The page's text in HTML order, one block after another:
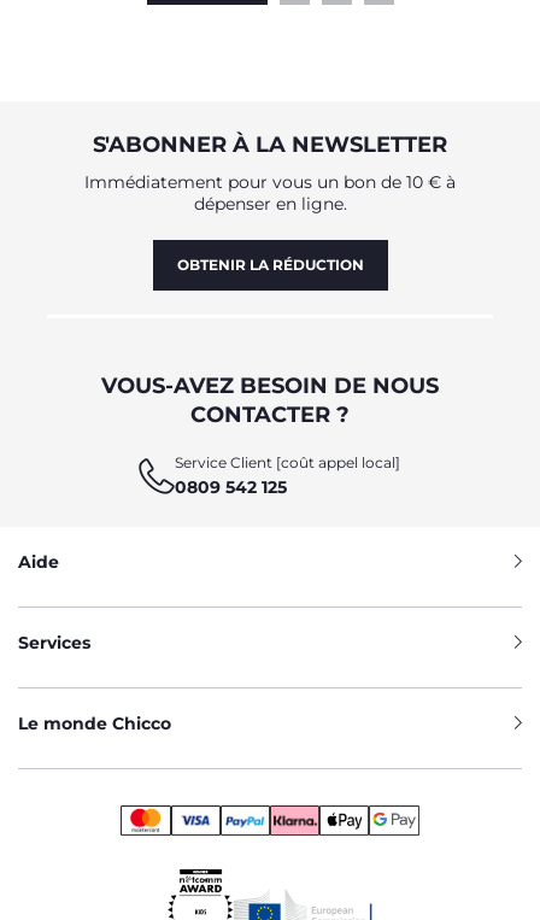
S'ABONNER À LA NEWSLETTER
Immédiatement pour vous un bon de 10 € à
dépenser en ligne.
OBTENIR LA RÉDUCTION
VOUS-AVEZ BESOIN DE NOUS
CONTACTER ?
Service Client [coût appel local]
0809 542 125
Aide
Services
Le monde Chicco